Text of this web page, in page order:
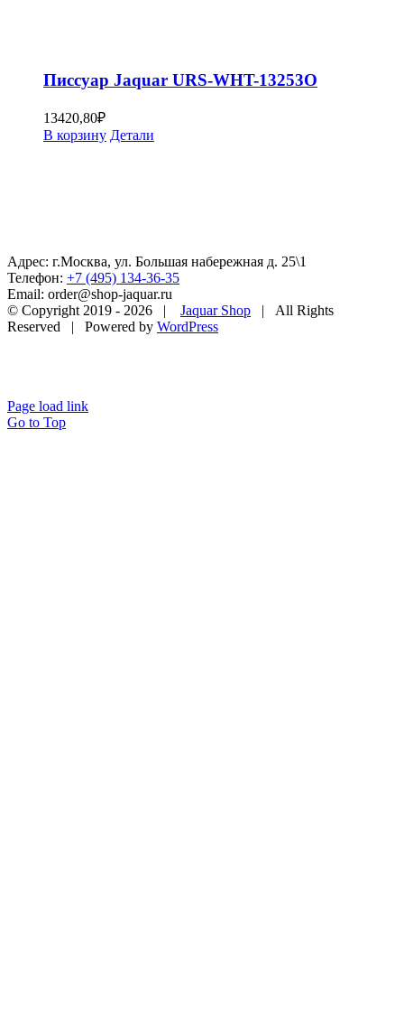
Писсуар Jaquar URS-WHT-13253O
13420,80₽
В корзину Детали
Адрес: г.Москва, ул. Большая набережная д. 25\1
Телефон: +7 (495) 134-36-35
Email: order@shop-jaquar.ru
© Copyright 2019 - 2026 | Jaquar Shop | All Rights
Reserved | Powered by WordPress
Page load link
Go to Top